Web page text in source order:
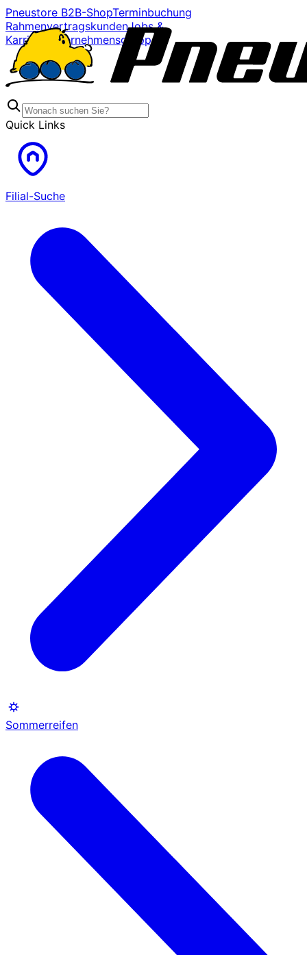
Pneustore B2B-ShopTerminbuchung
RahmenvertragskundenJobs &
Karriere
Unternehmensgruppe
Quick Links
Filial-Suche
Sommerreifen